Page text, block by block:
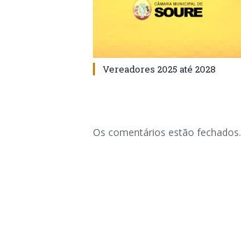
Vereadores 2025 até 2028
Os comentários estão fechados.